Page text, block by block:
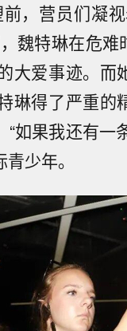
，营员们凝
魏特琳在危
大爱事迹。而
琳得了严重的
如果我还有一
少年。